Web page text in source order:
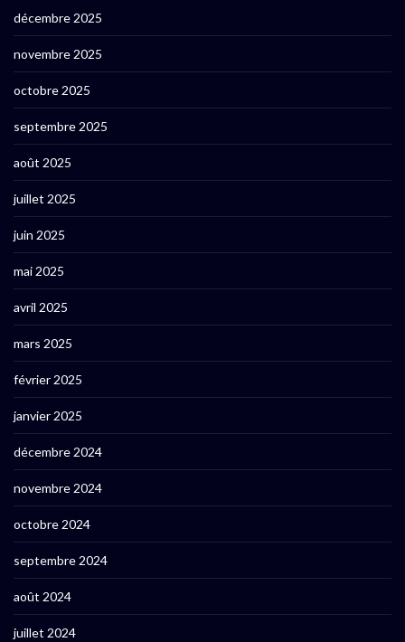
décembre 2025
novembre 2025
octobre 2025
septembre 2025
août 2025
juillet 2025
juin 2025
mai 2025
avril 2025
mars 2025
février 2025
janvier 2025
décembre 2024
novembre 2024
octobre 2024
septembre 2024
août 2024
juillet 2024